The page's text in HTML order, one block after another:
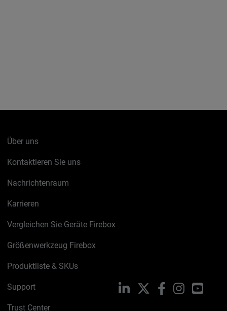
Über uns
Kontaktieren Sie uns
Nachrichtenraum
Karrieren
Vergleichen Sie Geräte Firebox
Größenwerkzeug Firebox
Produktliste & SKUs
Support
Trust Center
LinkedIn FacebookInstagram